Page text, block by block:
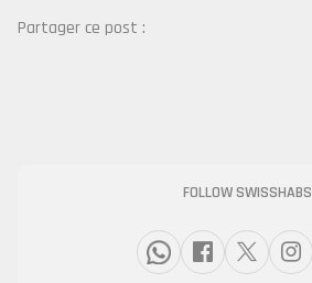
Partager ce post :
FOLLOW SWISSHABS